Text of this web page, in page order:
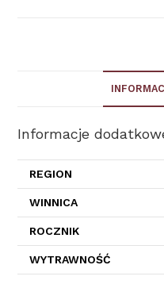
Informacje
REGION
WINNICA
ROCZNIK
WYTRAWNOŚĆ